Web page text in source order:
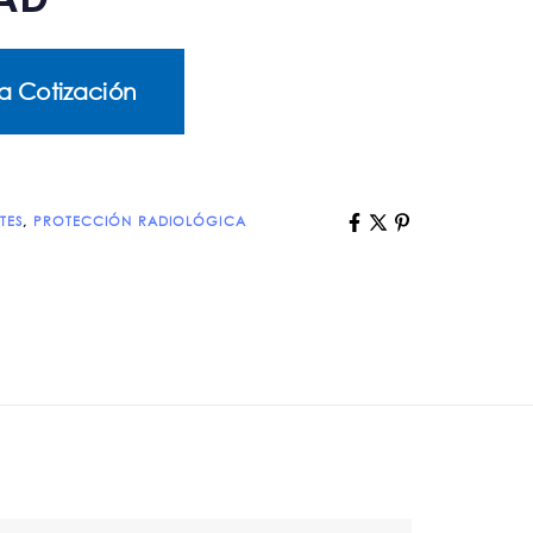
Cotización
, PROTECCIÓN RADIOLÓGICA